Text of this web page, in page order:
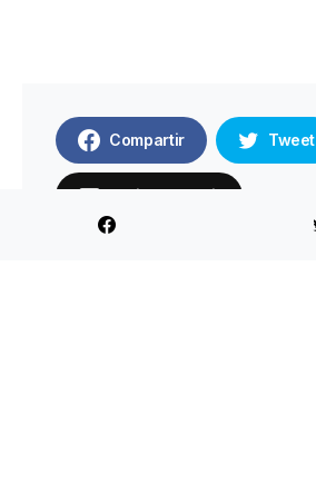
Compartir Tweet
Enviar por mail